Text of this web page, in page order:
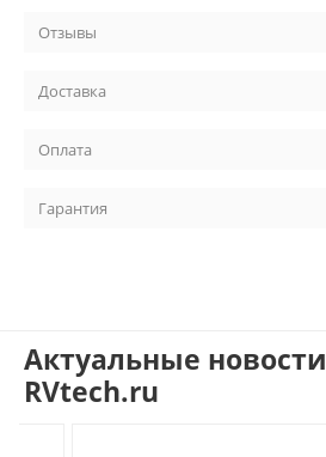
Отзывы
Доставка
Оплата
Гарантия
Актуальные новости
RVtech.ru